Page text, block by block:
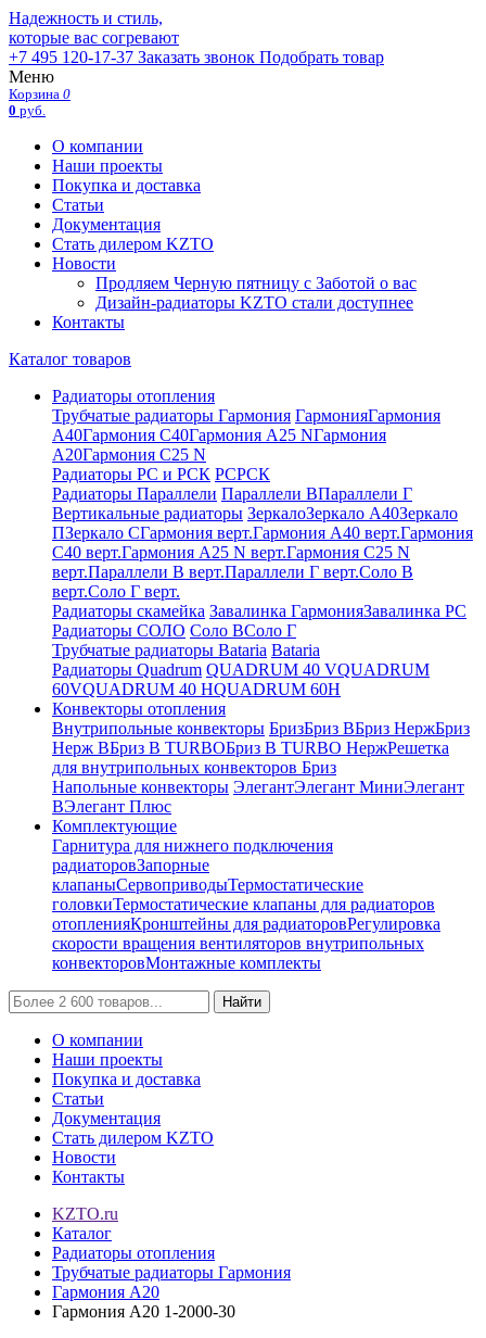
Надежность и стиль,
которые вас согревают
+7 495 120-17-37 Заказать звонок Подобрать товар
Меню
Корзина 0
0 руб.
О компании
Наши проекты
Покупка и доставка
Статьи
Документация
Стать дилером KZTO
Новости
Продляем Черную пятницу с Заботой о вас
Дизайн-радиаторы KZTO стали доступнее
Контакты
Каталог товаров
Радиаторы отопления
Трубчатые радиаторы Гармония ГармонияГармония
А40Гармония С40Гармония А25 NГармония
А20Гармония С25 N
Радиаторы РС и РСК РСРСК
Радиаторы Параллели Параллели ВПараллели Г
Вертикальные радиаторы ЗеркалоЗеркало А40Зеркало
ПЗеркало СГармония верт.Гармония А40 верт.Гармония
С40 верт.Гармония А25 N верт.Гармония С25 N
верт.Параллели В верт.Параллели Г верт.Соло В
верт.Соло Г верт.
Радиаторы скамейка Завалинка ГармонияЗавалинка РС
Радиаторы СОЛО Соло ВСоло Г
Трубчатые радиаторы Bataria Bataria
Радиаторы Quadrum QUADRUM 40 VQUADRUM
60VQUADRUM 40 HQUADRUM 60H
Конвекторы отопления
Внутрипольные конвекторы БризБриз ВБриз НержБриз
Нерж ВБриз В TURBOБриз В TURBO НержРешетка
для внутрипольных конвекторов Бриз
Напольные конвекторы ЭлегантЭлегант МиниЭлегант
ВЭлегант Плюс
Комплектующие
Гарнитура для нижнего подключения
радиаторовЗапорные
клапаныСервоприводыТермостатические
головкиТермостатические клапаны для радиаторов
отопленияКронштейны для радиаторовРегулировка
скорости вращения вентиляторов внутрипольных
конвекторовМонтажные комплекты
Найти
О компании
Наши проекты
Покупка и доставка
Статьи
Документация
Стать дилером KZTO
Новости
Контакты
KZTO.ru
Каталог
Радиаторы отопления
Трубчатые радиаторы Гармония
Гармония А20
Гармония А20 1-2000-30